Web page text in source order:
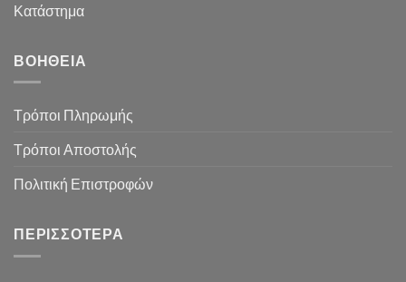
Κατάστημα
ΒΟΉΘΕΙΑ
Τρόποι Πληρωμής
Τρόποι Αποστολής
Πολιτική Επιστροφών
ΠΕΡΙΣΣΌΤΕΡΑ